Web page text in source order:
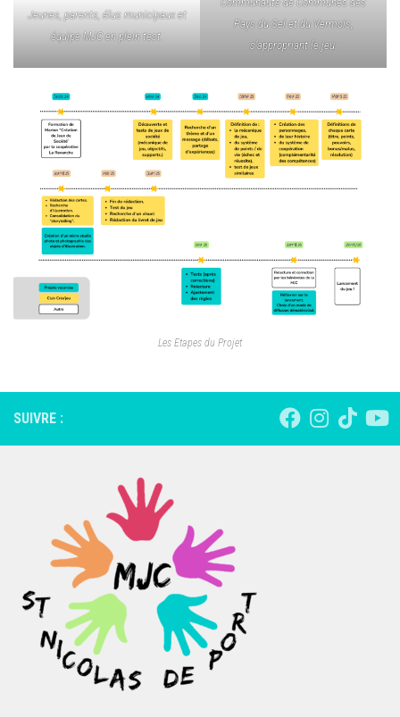
Jeunes, parents, élus municipaux et
équipe MJC en plein test.
Pays du Sel et du Vermois,
s’appropriant le jeu.
Les Etapes du Projet
SUIVRE :